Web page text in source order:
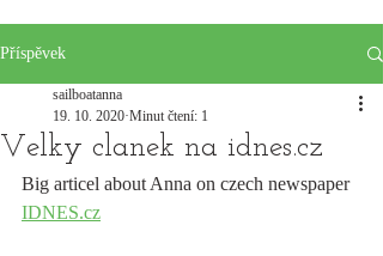
Příspěvek
Velky clanek na idnes.cz
sailboatanna
19. 10. 2020 Minut čtení: 1
Big articel about Anna on czech newspaper
IDNES.cz